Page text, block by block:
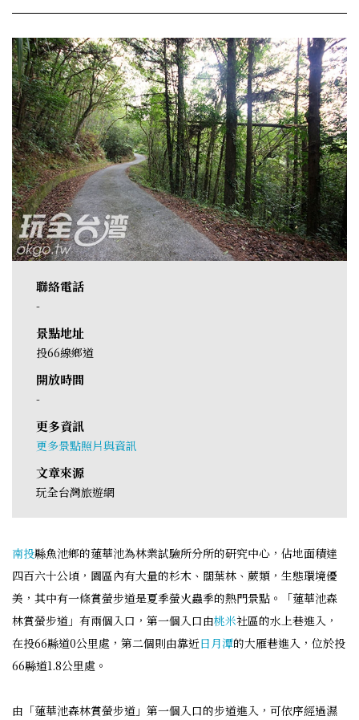
聯絡電話
-
景點地址
投66線鄉道
開放時間
-
更多資訊
更多景點照片與資訊
文章來源
玩全台灣旅遊網
南投縣魚池鄉的蓮華池為林業試驗所分所的研究中心，佔地面積達
四百六十公頃，園區內有大量的杉木、闊葉林、蕨類，生態環境優
美，其中有一條賞螢步道是夏季螢火蟲季的熱門景點。「蓮華池森
林賞螢步道」有兩個入口，第一個入口由桃米社區的水上巷進入，
在投66縣道0公里處，第二個則由靠近日月潭的大雁巷進入，位於投
66縣道1.8公里處。
由「蓮華池森林賞螢步道」第一個入口的步道進入，可依序經過濕